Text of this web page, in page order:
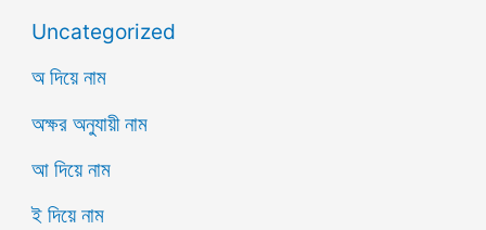
Uncategorized
অ দিয়ে নাম
অক্ষর অনুযায়ী নাম
আ দিয়ে নাম
ই দিয়ে নাম